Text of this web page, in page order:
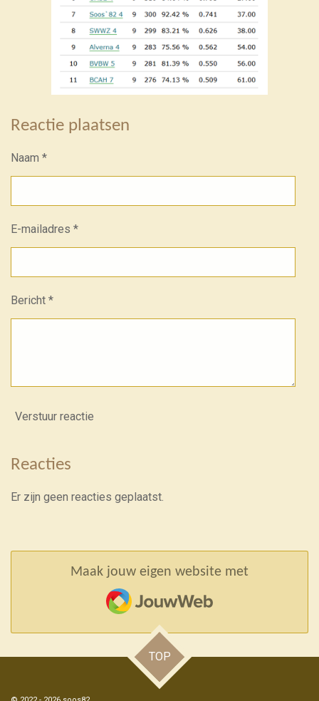
Reactie plaatsen
Naam *
E-mailadres *
Bericht *
Verstuur reactie
Reacties
Er zijn geen reacties geplaatst.
Maak jouw eigen website met
JouwWeb
TOP